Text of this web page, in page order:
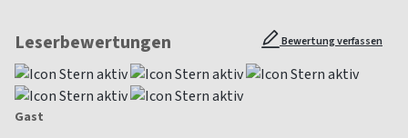
Leserbewertungen Bewertung verfassen
Gast